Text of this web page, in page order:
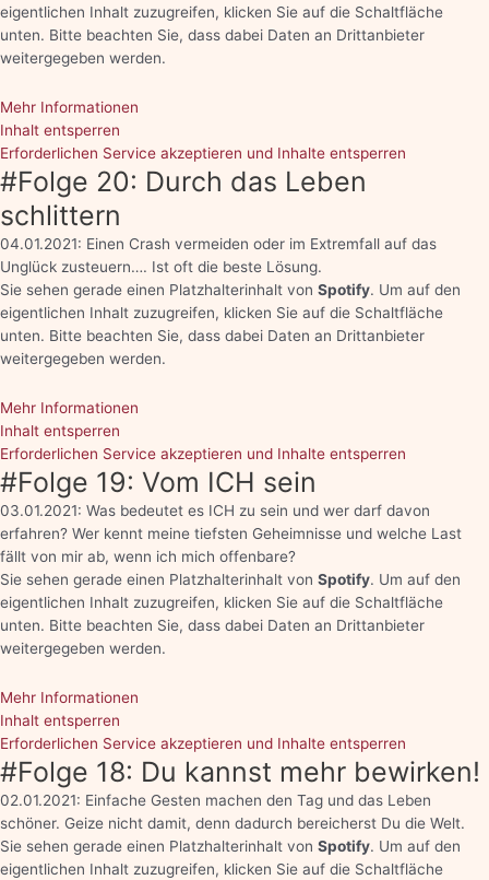
eigentlichen Inhalt zuzugreifen, klicken Sie auf die Schaltfläche
unten. Bitte beachten Sie, dass dabei Daten an Drittanbieter
weitergegeben werden.
Mehr Informationen
Inhalt entsperren
Erforderlichen Service akzeptieren und Inhalte entsperren
#Folge 20: Durch das Leben
schlittern
04.01.2021: Einen Crash vermeiden oder im Extremfall auf das
Unglück zusteuern…. Ist oft die beste Lösung.
Sie sehen gerade einen Platzhalterinhalt von Spotify. Um auf den
eigentlichen Inhalt zuzugreifen, klicken Sie auf die Schaltfläche
unten. Bitte beachten Sie, dass dabei Daten an Drittanbieter
weitergegeben werden.
Mehr Informationen
Inhalt entsperren
Erforderlichen Service akzeptieren und Inhalte entsperren
#Folge 19: Vom ICH sein
03.01.2021: Was bedeutet es ICH zu sein und wer darf davon
erfahren? Wer kennt meine tiefsten Geheimnisse und welche Last
fällt von mir ab, wenn ich mich offenbare?
Sie sehen gerade einen Platzhalterinhalt von Spotify. Um auf den
eigentlichen Inhalt zuzugreifen, klicken Sie auf die Schaltfläche
unten. Bitte beachten Sie, dass dabei Daten an Drittanbieter
weitergegeben werden.
Mehr Informationen
Inhalt entsperren
Erforderlichen Service akzeptieren und Inhalte entsperren
#Folge 18: Du kannst mehr bewirken!
02.01.2021: Einfache Gesten machen den Tag und das Leben
schöner. Geize nicht damit, denn dadurch bereicherst Du die Welt.
Sie sehen gerade einen Platzhalterinhalt von Spotify. Um auf den
eigentlichen Inhalt zuzugreifen, klicken Sie auf die Schaltfläche